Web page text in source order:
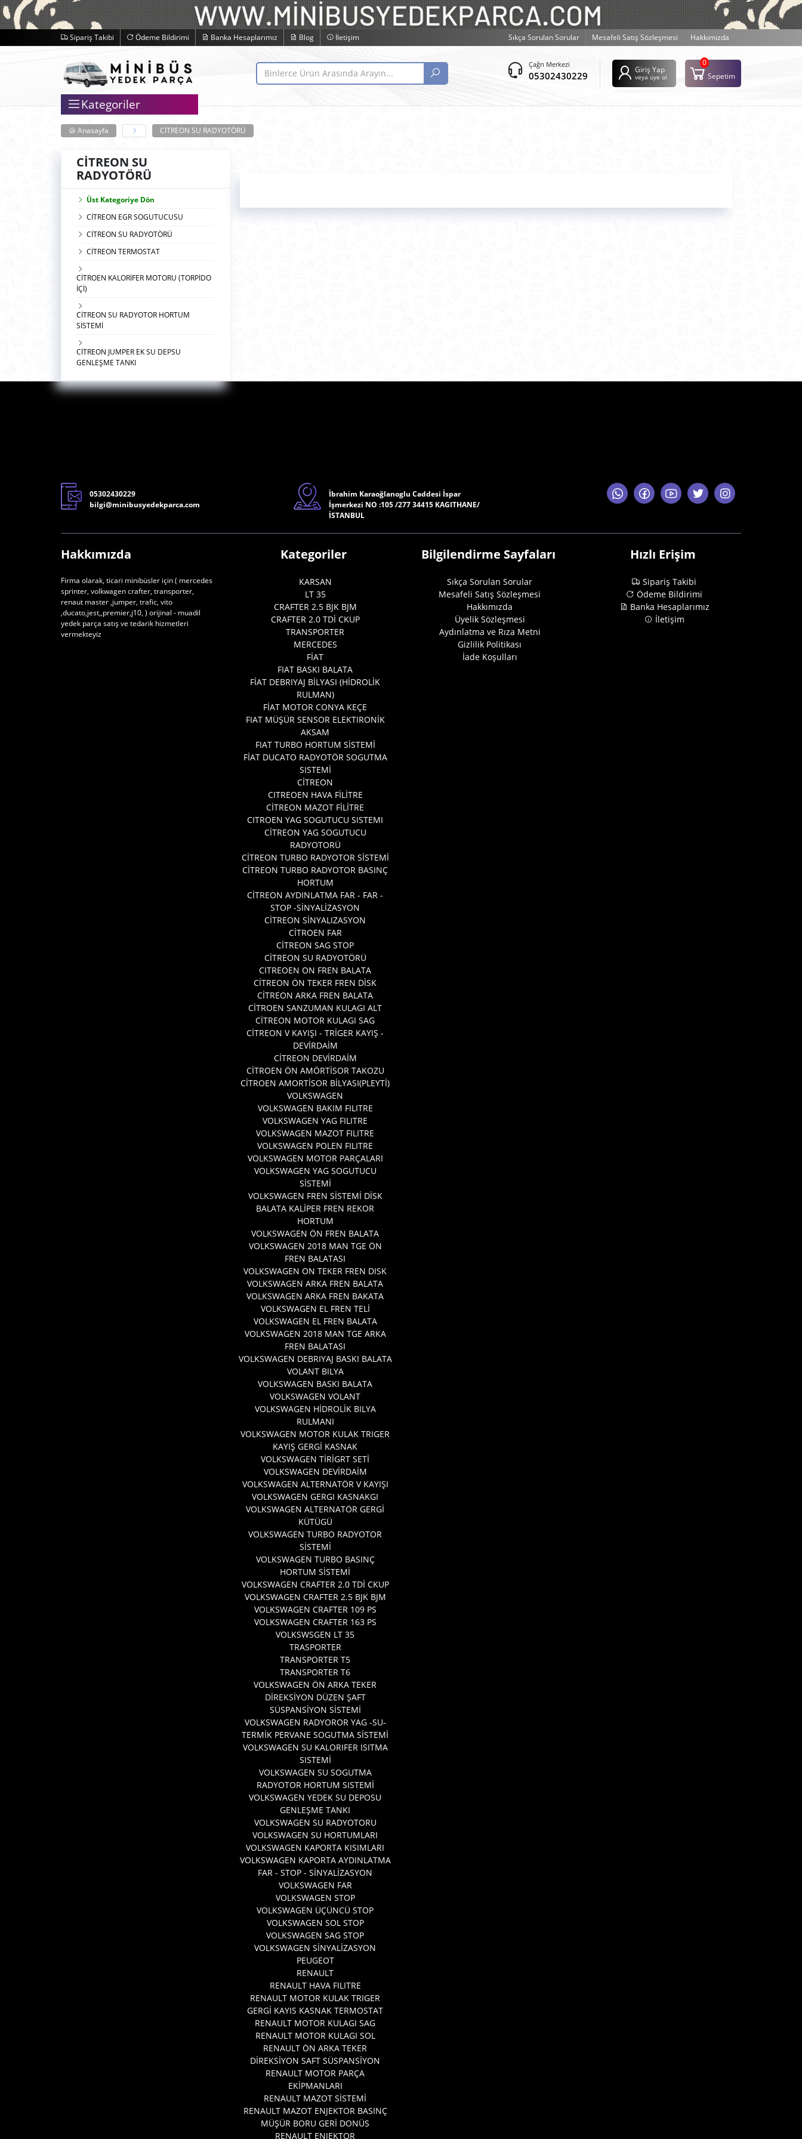
Sipariş Takibi Ödeme Bildirimi Banka Hesaplarımız Blog İletişim Sıkça Sorulan Sorular Mesafeli Satış Sözleşmesi Hakkımızda
Çağrı Merkezi
05302430229
Giriş Yap
veya üye ol
0
Sepetim
Kategoriler
Anasayfa CİTREON SU RADYOTÖRÜ
CİTREON SU
RADYOTÖRÜ
Üst Kategoriye Dön
CİTREON EGR SOGUTUCUSU
CİTREON SU RADYOTÖRÜ
CİTREON TERMOSTAT
CİTROEN KALORİFER MOTORU (TORPİDO
İÇİ)
CİTREON SU RADYOTOR HORTUM
SİSTEMİ
CİTREON JUMPER EK SU DEPSU
GENLEŞME TANKI
05302430229
bilgi@minibusyedekparca.com
İbrahim Karaoğlanoglu Caddesi İspar
İşmerkezi NO :105 /277 34415 KAGITHANE/
İSTANBUL
Hakkımızda
Firma olarak, ticari minibüsler için ( mercedes
sprinter, volkwagen crafter, transporter,
renaut master ,jumper, trafic, vito
,ducato,jest,,premier,j10, ) orijinal - muadil
yedek parça satış ve tedarik hizmetleri
vermekteyiz
Kategoriler
KARSAN
LT 35
CRAFTER 2.5 BJK BJM
CRAFTER 2.0 TDİ CKUP
TRANSPORTER
MERCEDES
FİAT
FIAT BASKI BALATA
FİAT DEBRIYAJ BİLYASI (HİDROLİK
RULMAN)
FİAT MOTOR CONYA KEÇE
FIAT MÜŞÜR SENSOR ELEKTIRONİK
AKSAM
FIAT TURBO HORTUM SİSTEMİ
FİAT DUCATO RADYOTÖR SOGUTMA
SISTEMİ
CİTREON
CITREOEN HAVA FİLİTRE
CİTREON MAZOT FİLİTRE
CITROEN YAG SOGUTUCU SISTEMI
CİTREON YAG SOGUTUCU
RADYOTORÜ
CİTREON TURBO RADYOTOR SİSTEMİ
CİTREON TURBO RADYOTOR BASINÇ
HORTUM
CİTREON AYDINLATMA FAR - FAR -
STOP -SİNYALİZASYON
CİTREON SİNYALIZASYON
CİTROEN FAR
CİTREON SAG STOP
CİTREON SU RADYOTÖRÜ
CITREOEN ON FREN BALATA
CİTREON ÖN TEKER FREN DİSK
CİTREON ARKA FREN BALATA
CİTROEN SANZUMAN KULAGI ALT
CİTREON MOTOR KULAGI SAG
CİTREON V KAYIŞI - TRİGER KAYIŞ -
DEVİRDAİM
CİTREON DEVİRDAİM
CİTROEN ÖN AMÖRTİSOR TAKOZU
CİTROEN AMORTİSOR BİLYASI(PLEYTİ)
VOLKSWAGEN
VOLKSWAGEN BAKIM FILITRE
VOLKSWAGEN YAG FILITRE
VOLKSWAGEN MAZOT FILITRE
VOLKSWAGEN POLEN FILITRE
VOLKSWAGEN MOTOR PARÇALARI
VOLKSWAGEN YAG SOGUTUCU
SİSTEMİ
VOLKSWAGEN FREN SİSTEMİ DİSK
BALATA KALİPER FREN REKOR
HORTUM
VOLKSWAGEN ÖN FREN BALATA
VOLKSWAGEN 2018 MAN TGE ÖN
FREN BALATASI
VOLKSWAGEN ON TEKER FREN DISK
VOLKSWAGEN ARKA FREN BALATA
VOLKSWAGEN ARKA FREN BAKATA
VOLKSWAGEN EL FREN TELİ
VOLKSWAGEN EL FREN BALATA
VOLKSWAGEN 2018 MAN TGE ARKA
FREN BALATASI
VOLKSWAGEN DEBRIYAJ BASKI BALATA
VOLANT BILYA
VOLKSWAGEN BASKI BALATA
VOLKSWAGEN VOLANT
VOLKSWAGEN HİDROLİK BILYA
RULMANI
VOLKSWAGEN MOTOR KULAK TRIGER
KAYIŞ GERGİ KASNAK
VOLKSWAGEN TİRİGRT SETİ
VOLKSWAGEN DEVİRDAİM
VOLKSWAGEN ALTERNATÖR V KAYIŞI
VOLKSWAGEN GERGI KASNAKGI
VOLKSWAGEN ALTERNATÖR GERGİ
KÜTÜGÜ
VOLKSWAGEN TURBO RADYOTOR
SİSTEMİ
VOLKSWAGEN TURBO BASINÇ
HORTUM SİSTEMİ
VOLKSWAGEN CRAFTER 2.0 TDİ CKUP
VOLKSWAGEN CRAFTER 2.5 BJK BJM
VOLKSWAGEN CRAFTER 109 PS
VOLKSWAGEN CRAFTER 163 PS
VOLKSWSGEN LT 35
TRASPORTER
TRANSPORTER T5
TRANSPORTER T6
VOLKSWAGEN ÖN ARKA TEKER
DİREKSİYON DÜZEN ŞAFT
SÜSPANSİYON SİSTEMİ
VOLKSWAGEN RADYOROR YAG -SU-
TERMİK PERVANE SOGUTMA SİSTEMİ
VOLKSWAGEN SU KALORIFER ISITMA
SISTEMİ
VOLKSWAGEN SU SOGUTMA
RADYOTOR HORTUM SISTEMİ
VOLKSWAGEN YEDEK SU DEPOSU
GENLEŞME TANKI
VOLKSWAGEN SU RADYOTORU
VOLKSWAGEN SU HORTUMLARI
VOLKSWAGEN KAPORTA KISIMLARI
VOLKSWAGEN KAPORTA AYDINLATMA
FAR - STOP - SİNYALİZASYON
VOLKSWAGEN FAR
VOLKSWAGEN STOP
VOLKSWAGEN ÜÇÜNCÜ STOP
VOLKSWAGEN SOL STOP
VOLKSWAGEN SAG STOP
VOLKSWAGEN SİNYALİZASYON
PEUGEOT
RENAULT
RENAULT HAVA FILITRE
RENAULT MOTOR KULAK TRIGER
GERGİ KAYIS KASNAK TERMOSTAT
RENAULT MOTOR KULAGI SAG
RENAULT MOTOR KULAGI SOL
RENAULT ÖN ARKA TEKER
DİREKSİYON SAFT SÜSPANSİYON
RENAULT MOTOR PARÇA
EKİPMANLARI
RENAULT MAZOT SİSTEMİ
RENAULT MAZOT ENJEKTOR BASINÇ
MÜŞÜR BORU GERİ DONÜS
RENAULT ENJEKTOR
Bilgilendirme Sayfaları
Sıkça Sorulan Sorular
Mesafeli Satış Sözleşmesi
Hakkımızda
Üyelik Sözleşmesi
Aydınlatma ve Rıza Metni
Gizlilik Politikası
İade Koşulları
Hızlı Erişim
Sipariş Takibi
Ödeme Bildirimi
Banka Hesaplarımız
İletişim